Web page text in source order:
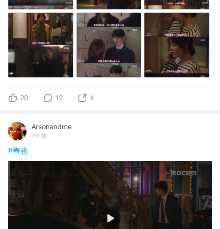
20 12 4
Arsonandme
7年前
#春夜